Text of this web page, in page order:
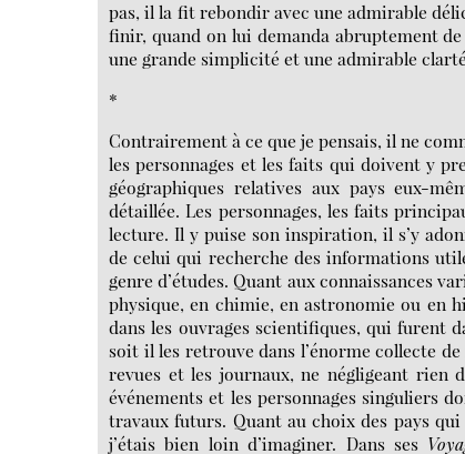
pas, il la fit rebondir avec une admirable
finir, quand on lui demanda abruptement
une grande simplicité et une admirable
*
Contrairement à ce que je pensais, il ne
les personnages et les faits qui doivent y
géographiques relatives aux pays eux-
détaillée. Les personnages, les faits
lecture. Il y puise son inspiration, il s’y
de celui qui recherche des informations
genre d’études. Quant aux connaissances
physique, en chimie, en astronomie ou en
dans les ouvrages scientifiques, qui furent
soit il les retrouve dans l’énorme collecte
revues et les journaux, ne négligeant rien
événements et les personnages singuliers
travaux futurs. Quant au choix des pays
j’étais bien loin d’imaginer. Dans ses